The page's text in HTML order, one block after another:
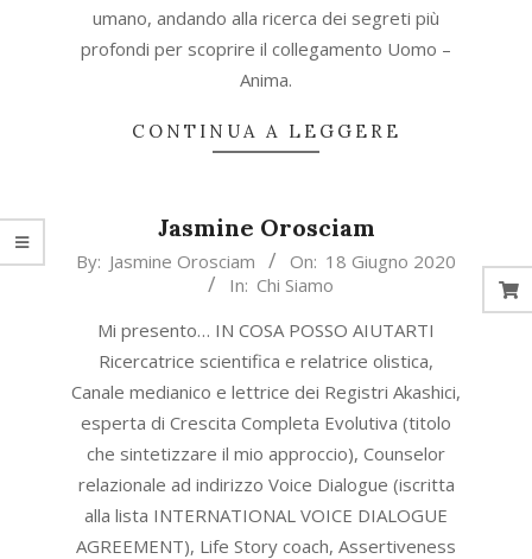
umano, andando alla ricerca dei segreti più
profondi per scoprire il collegamento Uomo –
Anima.
CONTINUA A LEGGERE
Jasmine Orosciam
2020-
By: Jasmine Orosciam On: 18 Giugno 2020
In: Chi Siamo
Mi presento… IN COSA POSSO AIUTARTI
Ricercatrice scientifica e relatrice olistica,
Canale medianico e lettrice dei Registri Akashici,
esperta di Crescita Completa Evolutiva (titolo
che sintetizzare il mio approccio), Counselor
relazionale ad indirizzo Voice Dialogue (iscritta
alla lista INTERNATIONAL VOICE DIALOGUE
AGREEMENT), Life Story coach, Assertiveness